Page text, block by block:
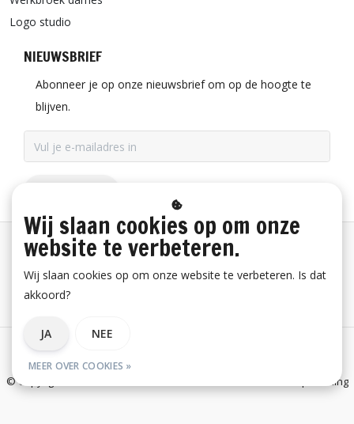
Logo studio
NIEUWSBRIEF
Abonneer je op onze nieuwsbrief om op de hoogte te
blijven.
Betaalinformatie
Algemene voorwaarden
© Copyright 2026 E-Snickers.nl - onderdeel van Uniwork Beroepskleding
Wij slaan cookies op om onze
website te verbeteren.
Wij slaan cookies op om onze website te verbeteren. Is dat
akkoord?
JA NEE
MEER OVER COOKIES »